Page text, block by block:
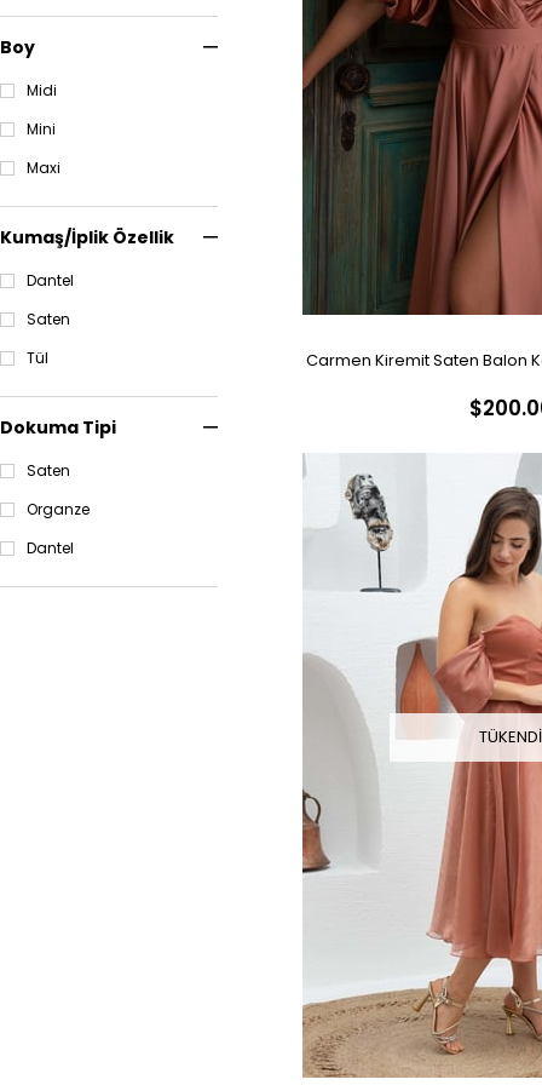
Karpuz Kol
Kısa Kollu
Uzun Kollu
Dekoltesiz
Sırt Dekolteli
Yırtmaçlı
Desenli
Prenses
Taşlı
Tulum
Asimetrik Yaka
Kalp Yaka
Kare Yaka
Kayık Yaka
Boy
Midi
Mini
Maxi
Kumaş/İplik Özellik
Dantel
Saten
Tül
Dokuma Tipi
Saten
Organze
Dantel
Carmen Kiremit Saten Balon
Elbise
TÜKENDI